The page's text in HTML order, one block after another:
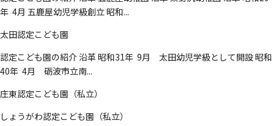
年 4月 五鹿屋幼児学級創立 昭和...
太田認定こども園
認定こども園の紹介 沿革 昭和31年 9月 太田幼児学級として開設 昭和
40年 4月 砺波市立南...
庄東認定こども園（私立）
しょうがわ認定こども園（私立）